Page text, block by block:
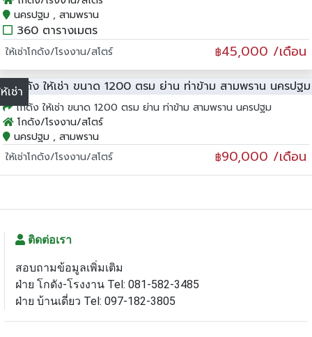
นครปฐม , สามพราน
360 ตารางเมตร
ให้เช่าโกดัง/โรงงาน/สโตร์ ฿45,000 /เดือน
เช่า
โกดัง ให้เช่า ขนาด 1200 ตรม ย่าน ท่าข้าม สามพราน นครปฐม
โกดัง/โรงงาน/สโตร์
นครปฐม , สามพราน
ให้เช่าโกดัง/โรงงาน/สโตร์
฿90,000 /เดือน
ติดต่อเรา
สอบถามข้อมูลเพิ่มเติม
ฝ่าย โกดัง-โรงงาน Tel: 081-582-3485
ฝ่าย บ้านเดี่ยว Tel: 097-182-3805